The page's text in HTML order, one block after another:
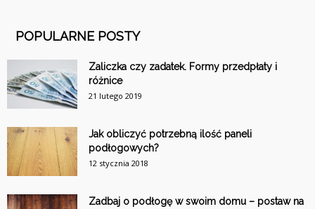
POPULARNE POSTY
Zaliczka czy zadatek. Formy przedpłaty i
różnice
21 lutego 2019
Jak obliczyć potrzebną ilość paneli
podłogowych?
12 stycznia 2018
Zadbaj o podłogę w swoim domu – postaw na